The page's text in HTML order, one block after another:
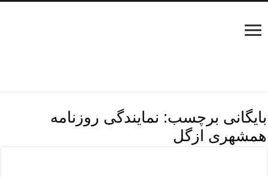
بایگانی برچسب: نمایندگی روزنامه
همشهری ازگل